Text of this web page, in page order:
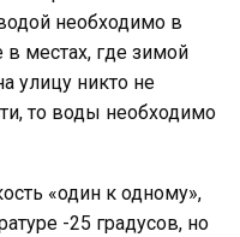
необходимо в
местах, где зимой
улицу никто не
то воды необходимо
«один к одному»,
-25 градусов, но